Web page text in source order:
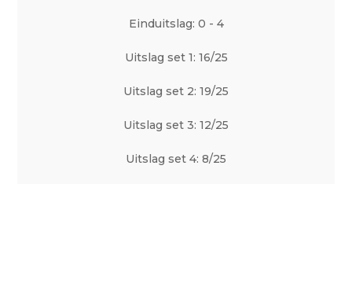
Einduitslag: 0 - 4
Uitslag set 1: 16/25
Uitslag set 2: 19/25
Uitslag set 3: 12/25
Uitslag set 4: 8/25